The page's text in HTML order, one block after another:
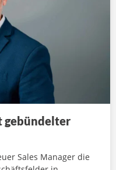
gebündelter
Sales Manager die